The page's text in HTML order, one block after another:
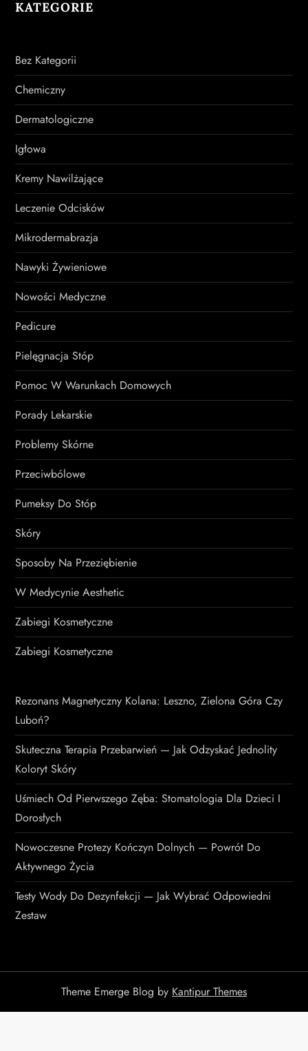
KATEGORIE
Bez Kategorii
Chemiczny
Dermatologiczne
Igłowa
Kremy Nawilżające
Leczenie Odcisków
Mikrodermabrazja
Nawyki Żywieniowe
Nowości Medyczne
Pedicure
Pielęgnacja Stóp
Pomoc W Warunkach Domowych
Porady Lekarskie
Problemy Skórne
Przeciwbólowe
Pumeksy Do Stóp
Skóry
Sposoby Na Przeziębienie
W Medycynie Aesthetic
Zabiegi Kosmetyczne
Zabiegi Kosmetyczne
Rezonans Magnetyczny Kolana: Leszno, Zielona Góra Czy
Luboń?
Skuteczna Terapia Przebarwień — Jak Odzyskać Jednolity
Koloryt Skóry
Uśmiech Od Pierwszego Zęba: Stomatologia Dla Dzieci I
Dorosłych
Nowoczesne Protezy Kończyn Dolnych — Powrót Do
Aktywnego Życia
Testy Wody Do Dezynfekcji — Jak Wybrać Odpowiedni
Zestaw
Theme Emerge Blog by Kantipur Themes